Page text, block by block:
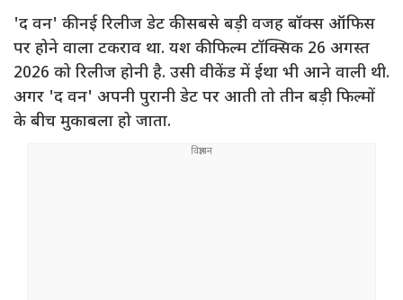
'द वन' की नई रिलीज डेट की सबसे बड़ी वजह बॉक्स ऑफिस
पर होने वाला टकराव था. यश की फिल्म टॉक्सिक 26 अगस्त
2026 को रिलीज होनी है. उसी वीकेंड में ईथा भी आने वाली थी.
अगर 'द वन' अपनी पुरानी डेट पर आती तो तीन बड़ी फिल्मों
के बीच मुकाबला हो जाता.